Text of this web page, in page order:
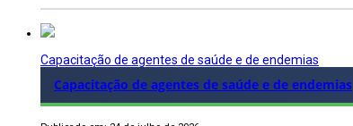
Capacitação de agentes de saúde e de endemias
Capacitação de agentes de saúde e de endemias